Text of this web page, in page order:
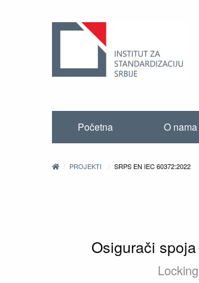
Početna O nama
PROJEKTI SRPS EN IEC 60372:2022
Osigurači